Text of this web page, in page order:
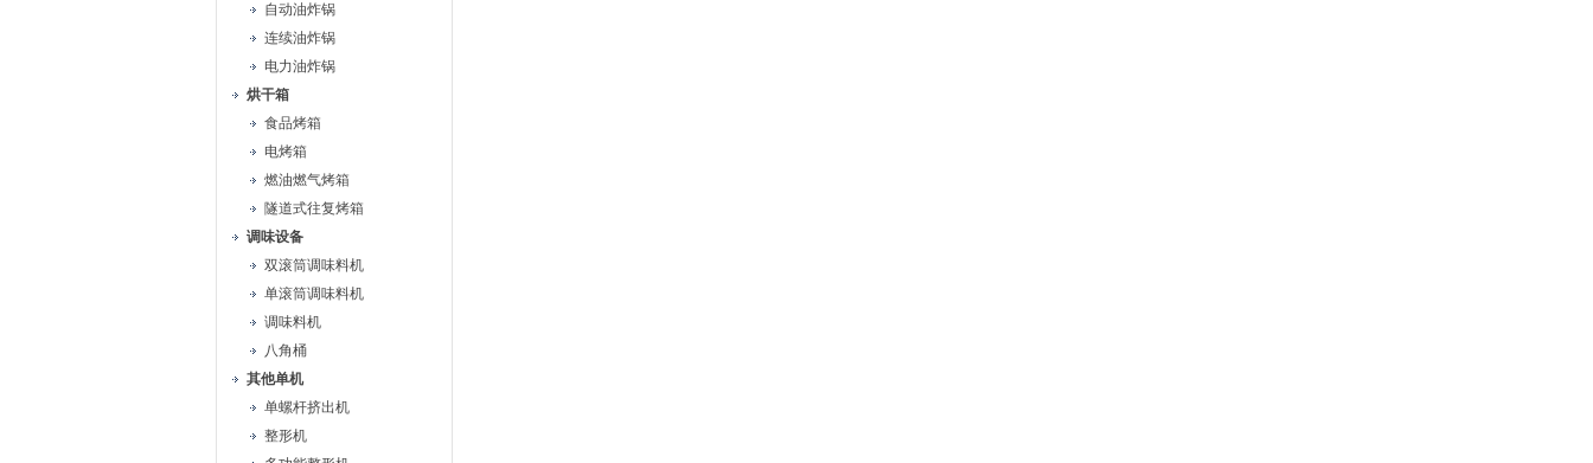
自动油炸锅
连续油炸锅
电力油炸锅
烘干箱
食品烤箱
电烤箱
燃油燃气烤箱
隧道式往复烤箱
调味设备
双滚筒调味料机
单滚筒调味料机
调味料机
八角桶
其他单机
单螺杆挤出机
整形机